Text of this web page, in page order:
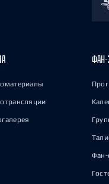
ФАН-
Фан-